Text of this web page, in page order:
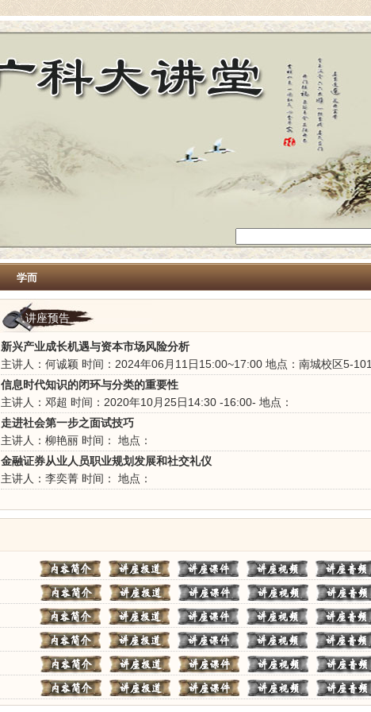
学而
讲座预告
新兴产业成长机遇与资本市场风险分析
主讲人：何诚颖 时间：2024年06月11日15:00~17:00 地点：南城校区5-101
信息时代知识的闭环与分类的重要性
主讲人：邓超 时间：2020年10月25日14:30 -16:00- 地点：
走进社会第一步之面试技巧
主讲人：柳艳丽 时间：
地点：
金融证券从业人员职业规划发展和社交礼仪
主讲人：李奕菁 时间： 地点：